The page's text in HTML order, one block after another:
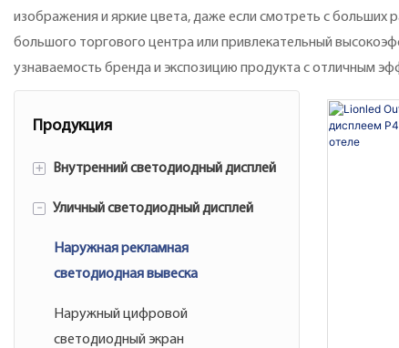
изображения и яркие цвета, даже если смотреть с больших
большого торгового центра или привлекательный
узнаваемость бренда и экспозицию продукта с отличным
Продукция
+ Внутренний светодиодный дисплей
Внутренние стационарные
- Уличный светодиодный дисплей
Наружная рекламная
светодиодная вывеска
Наружный цифровой
светодиодный экран